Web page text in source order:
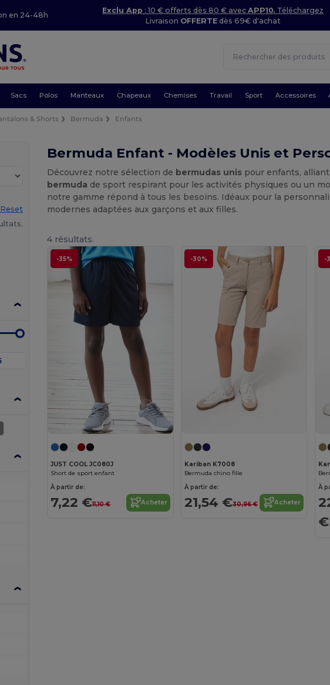
en 24-48h
Exclu App : 10 € offerts dès 80 € avecAPP10. Téléchargez
Livraison OFFERTE dès 69€ d'achat
Sacs Polos Manteaux Chapeaux Chemises Travail Sport Accessoires
& Shorts Bermuda Enfants
Reset
Bermuda Enfant - Modèles Unis et
Découvrez notre sélection de bermudas unis pour enfants,
bermuda de sport respirant pour les activités physiques ou un
notre gamme répond à tous les besoins. Idéaux pour la
modernes adaptées aux garçons et aux filles.
4 résultats.
-35%
JUST COOL JC080J
Short de sport enfant
À partir de:
7,22 €11,10 € Acheter
-30%
Kariban K7008
Bermuda chino fille
À partir de:
21,54 €30,96 € Acheter
-
À
€